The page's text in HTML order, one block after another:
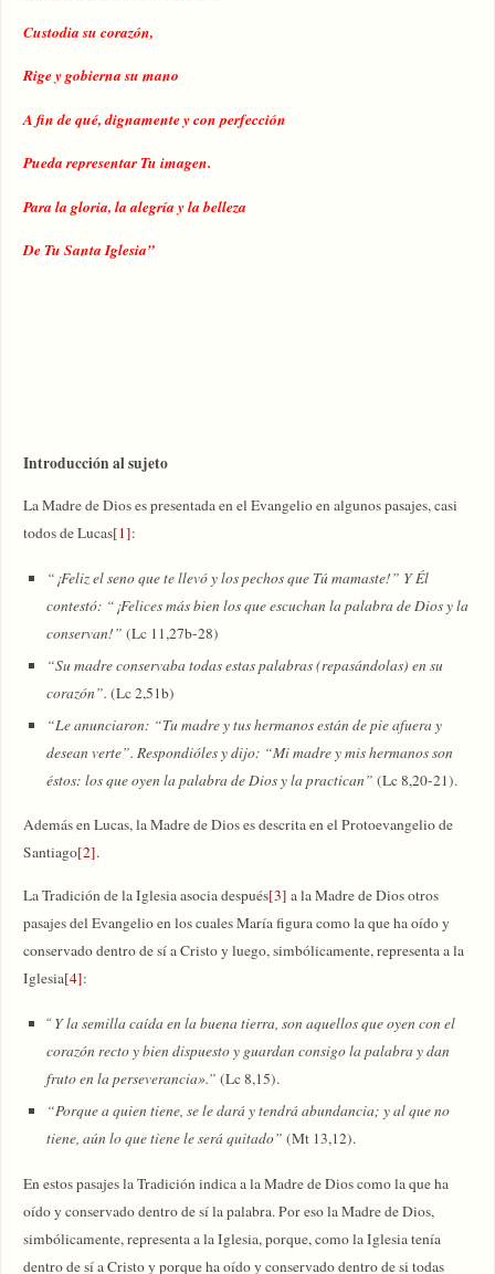
Custodia su corazón,
Rige y gobierna su mano
A fin de qué, dignamente y con perfección
Pueda representar Tu imagen.
Para la gloria, la alegría y la belleza
De Tu Santa Iglesia”
Introducción al sujeto
La Madre de Dios es presentada en el Evangelio en algunos pasajes, casi
todos de Lucas[1]:
“¡Feliz el seno que te llevó y los pechos que Tú mamaste!” Y Él
contestó: “¡Felices más bien los que escuchan la palabra de Dios y la
conservan!” (Lc 11,27b-28)
“Su madre conservaba todas estas palabras (repasándolas) en su
corazón”. (Lc 2,51b)
“Le anunciaron: “Tu madre y tus hermanos están de pie afuera y
desean verte”. Respondióles y dijo: “Mi madre y mis hermanos son
éstos: los que oyen la palabra de Dios y la practican” (Lc 8,20-21).
Además en Lucas, la Madre de Dios es descrita en el Protoevangelio de
Santiago[2].
La Tradición de la Iglesia asocia después[3] a la Madre de Dios otros
pasajes del Evangelio en los cuales María figura como la que ha oído y
conservado dentro de sí a Cristo y luego, simbólicamente, representa a la
Iglesia[4]:
“Y la semilla caída en la buena tierra, son aquellos que oyen con el
corazón recto y bien dispuesto y guardan consigo la palabra y dan
fruto en la perseverancia».” (Lc 8,15).
“Porque a quien tiene, se le dará y tendrá abundancia; y al que no
tiene, aún lo que tiene le será quitado” (Mt 13,12).
En estos pasajes la Tradición indica a la Madre de Dios como la que ha
oído y conservado dentro de sí la palabra. Por eso la Madre de Dios,
simbólicamente, representa a la Iglesia, porque, como la Iglesia tenía
dentro de sí a Cristo y porque ha oído y conservado dentro de si todas